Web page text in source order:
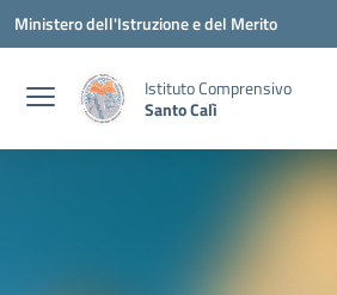
Vai ai contenuti
Vai al menu di navigazione
Vai al footer
Ministero dell'Istruzione e del Merito
Istituto Comprensivo
Santo Calì